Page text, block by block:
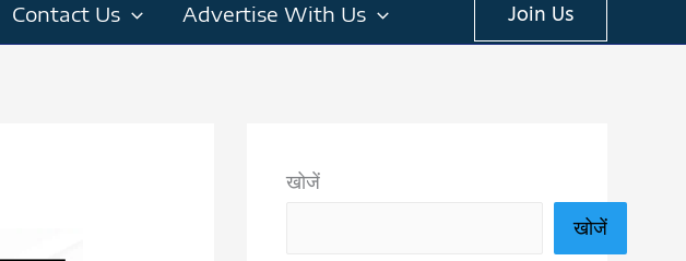
Contact Us Advertise With Us Join Us
खोजें
खोजें